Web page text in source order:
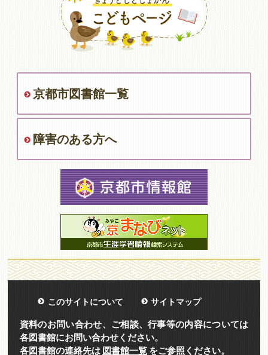
京都市図書館一覧
障害のある方へ
このサイトについて サイトマップ
資料のお問い合わせ、ご相談、行事等の内容については
各図書館にお問い合わせください。
各図書館の連絡先は 図書館一覧をご参照ください。